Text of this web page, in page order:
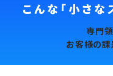
こんな「小さな
専門
お客様の
課題・